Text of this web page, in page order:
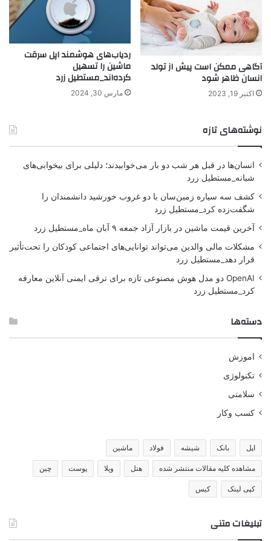
آگاهی ممکن است پیش از تولد
انسان ظاهر شود
اکتبر 19, 2023
ردیاب‌های هوشمند اپل سرقت
ماشین را تسهیل
کرده‌اند_مستطیل زرد
مارس 30, 2024
نوشته‌های تازه
انسان‌ها در قبل هر شب دو بار می‌خوابیدند؛ دلیلی برای بیخوابی‌های
شبانه_مستطیل زرد
کشف سه سیاره زمین‌سان با دو غروب خورشید دانشمندان را
شگفت‌زده کرد_مستطیل زرد
آخرین قیمت ماشین در بازار آزاد جمعه ۹ آبان ماه_مستطیل زرد
مشکلات مالی والدین می‌تواند توانایی‌های اجتماعی کودکان را تحت‌تأثیر
قرار دهد_مستطیل زرد
OpenAI دو مدل هوش مصنوعی تازه برای ترقی ایمنی آنلاین معارفه
کرد_مستطیل زرد
دسته‌ها
اموزش
تکنولوژی
سلامتی
کسب وکار
اپل بانک شیشه فولاد ماشین
مشاهده کلیه مقالات منتشر شده هتل ویلا پوست چین
کپی لینک کیس
تبلیغات متنی